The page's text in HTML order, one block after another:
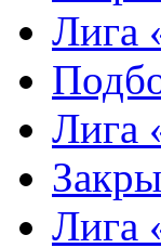
Лига
Лига
Лига